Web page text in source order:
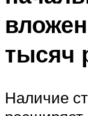
тысяч
Наличие